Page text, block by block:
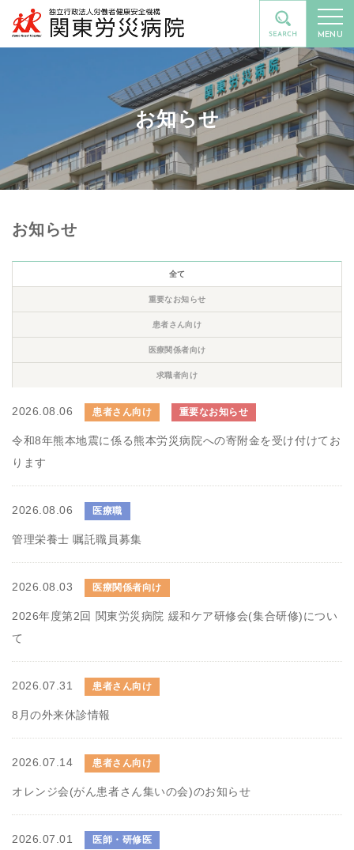
MENU
お知らせ
お知らせ
全て
重要なお知らせ
患者さん向け
医療関係者向け
求職者向け
2026.08.06 患者さん向け 重要なお知らせ
令和8年熊本地震に係る熊本労災病院への寄附金を受け付けてお
ります
2026.08.06 医療職
管理栄養士 嘱託職員募集
2026.08.03 医療関係者向け
2026年度第2回 関東労災病院 緩和ケア研修会(集合研修)につい
て
2026.07.31 患者さん向け
8月の外来休診情報
2026.07.14 患者さん向け
オレンジ会(がん患者さん集いの会)のお知らせ
2026.07.01 医師・研修医